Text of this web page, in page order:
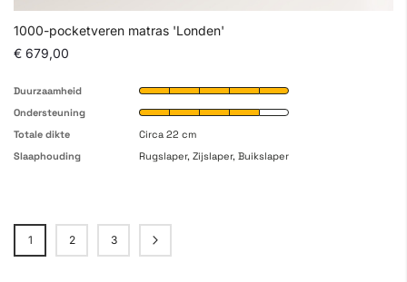
1000-pocketveren matras 'Londen'
€ 679,00
Duurzaamheid
Ondersteuning
Totale dikte
Circa 22 cm
Slaaphouding
Rugslaper, Zijslaper, Buikslaper
Pagina
U lees momenteel pagina
1 Pagina
2 Pagina
3 Pagina
Volgende